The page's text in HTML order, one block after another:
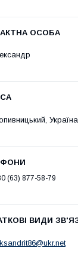
Україна
(63) 877-58-79